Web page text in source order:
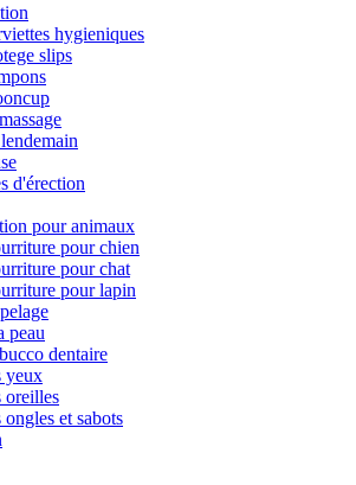
hygieniques
slips
d'érection
pour animaux
pour chien
pour chat
pour lapin
peau
dentaire
yeux
oreilles
ongles et sabots